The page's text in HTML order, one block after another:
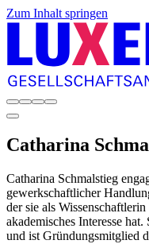
Zum Inhalt springen
Catharina
Catharina Schmalstieg
gewerkschaftlicher
der sie als
akademisches Interesse
und ist Gründungsmitglied